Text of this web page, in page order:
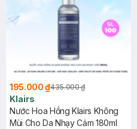
195.000 ₫435.000 ₫
Klairs
Nước Hoa Hồng Klairs Không
Mùi Cho Da Nhạy Cảm 180ml